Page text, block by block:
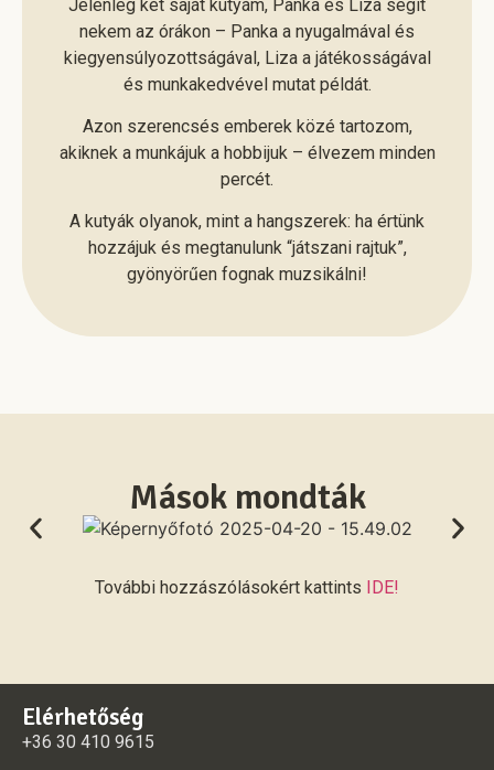
Jelenleg két saját kutyám, Panka és Liza segít
nekem az órákon – Panka a nyugalmával és
kiegyensúlyozottságával, Liza a játékosságával
és munkakedvével mutat példát.
Azon szerencsés emberek közé tartozom,
akiknek a munkájuk a hobbijuk – élvezem minden
percét.
A kutyák olyanok, mint a hangszerek: ha értünk
hozzájuk és megtanulunk “játszani rajtuk”,
gyönyörűen fognak muzsikálni!
Mások mondták
További hozzászólásokért kattints IDE!
Elérhetőség
+36 30 410 9615